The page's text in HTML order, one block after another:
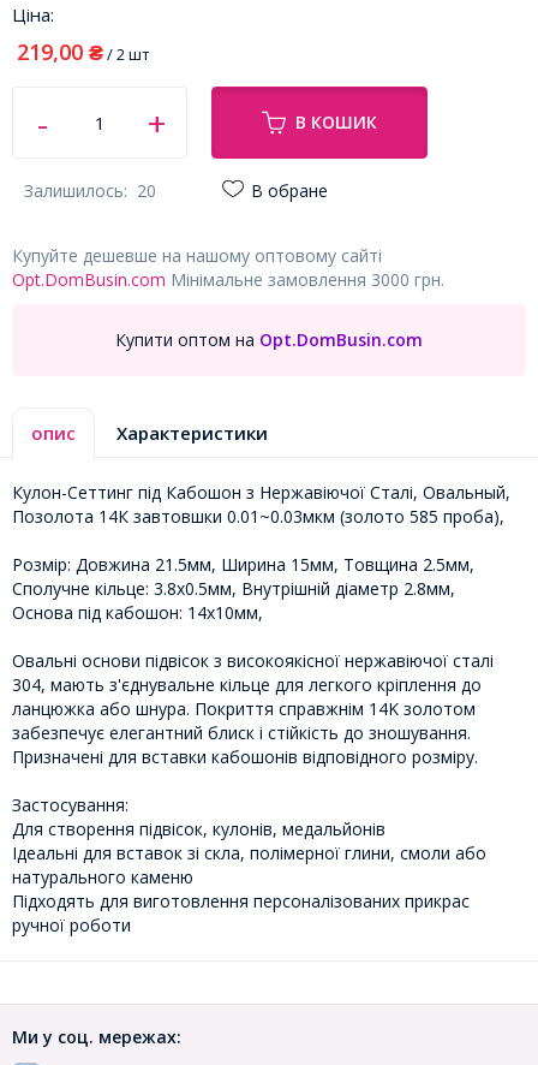
Ціна:
219,00 ₴/ 2 шт
В КОШИК
Залишилось: 20 В обране
Купуйте дешевше на нашому оптовому сайті
Opt.DomBusin.com Мінімальне замовлення 3000 грн.
Купити оптом на Opt.DomBusin.com
опис Характеристики
Кулон-Сеттинг під Кабошон з Нержавіючої Сталі, Овальный,
Позолота 14К завтовшки 0.01~0.03мкм (золото 585 проба),
Розмір: Довжина 21.5мм, Ширина 15мм, Товщина 2.5мм,
Сполучне кільце: 3.8х0.5мм, Внутрішній діаметр 2.8мм,
Основа під кабошон: 14х10мм,
Овальні основи підвісок з високоякісної нержавіючої сталі
304, мають з'єднувальне кільце для легкого кріплення до
ланцюжка або шнура. Покриття справжнім 14K золотом
забезпечує елегантний блиск і стійкість до зношування.
Призначені для вставки кабошонів відповідного розміру.
Застосування:
Для створення підвісок, кулонів, медальйонів
Ідеальні для вставок зі скла, полімерної глини, смоли або
натурального каменю
Підходять для виготовлення персоналізованих прикрас
ручної роботи
Ми у соц. мережах: